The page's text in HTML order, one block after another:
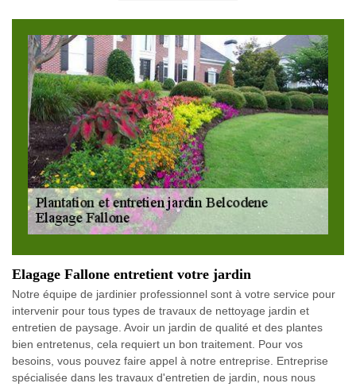
Elagage Fallone entretient votre jardin
Notre équipe de jardinier professionnel sont à votre service pour
intervenir pour tous types de travaux de nettoyage jardin et
entretien de paysage. Avoir un jardin de qualité et des plantes
bien entretenus, cela requiert un bon traitement. Pour vos
besoins, vous pouvez faire appel à notre entreprise. Entreprise
spécialisée dans les travaux d'entretien de jardin, nous nous